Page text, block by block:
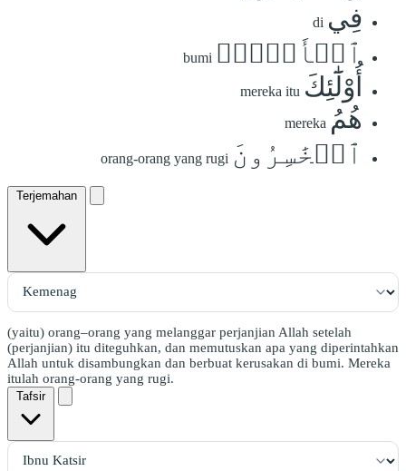
فِي di
ٱلۡأَرۡضِۚ bumi
أُوْلَٰٓئِكَ mereka itu
هُمُ mereka
ٱلۡخَٰسِرُونَ orang-orang yang rugi
Terjemahan
(yaitu) orang–orang yang melanggar perjanjian Allah setelah
(perjanjian) itu diteguhkan, dan memutuskan apa yang diperintahkan
Allah untuk disambungkan dan berbuat kerusakan di bumi. Mereka
itulah orang-orang yang rugi.
Tafsir